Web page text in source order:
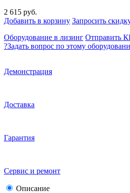
2 615 руб.
Добавить в корзину Запросить
Оборудование в лизинг Отправить
?Задать вопрос по этому
Демонстрация
Доставка
Гарантия
Сервис и ремонт
Описание